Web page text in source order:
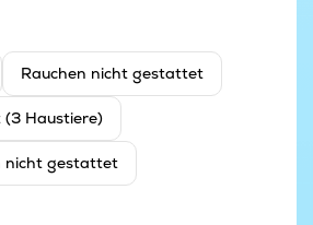
Rauchen nicht gestattet
Haustiere)
nicht gestattet